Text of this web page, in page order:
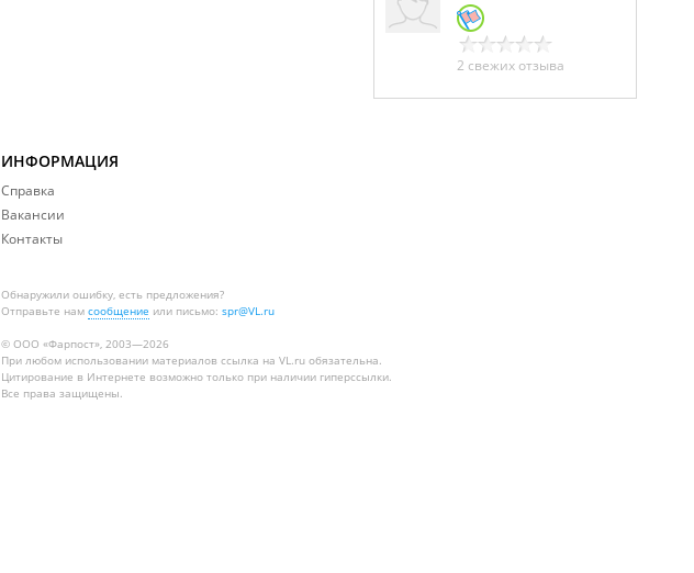
2 свежих отзыва
ИНФОРМАЦИЯ
Справка
Вакансии
Контакты
Обнаружили ошибку, есть предложения?
Отправьте нам сообщение или письмо: spr@VL.ru
© ООО «Фарпост», 2003—2026
При любом использовании материалов ссылка на VL.ru обязательна.
Цитирование в Интернете возможно только при наличии гиперссылки.
Все права защищены.